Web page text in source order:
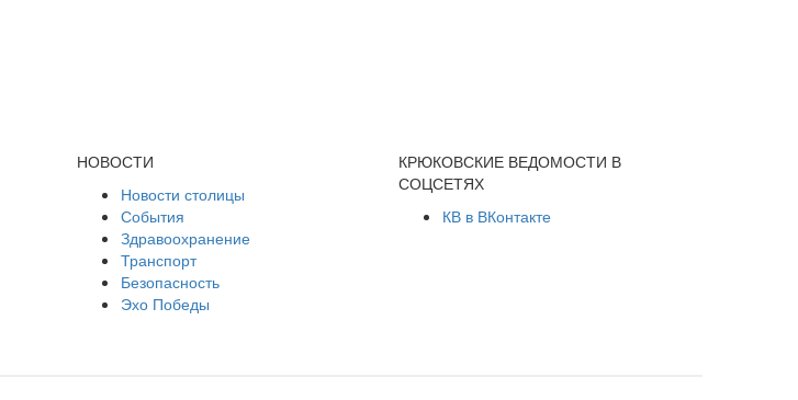
НОВОСТИ
Новости столицы
События
Здравоохранение
Транспорт
Безопасность
Эхо Победы
КРЮКОВСКИЕ ВЕДОМОСТИ В
СОЦСЕТЯХ
КВ в ВКонтакте